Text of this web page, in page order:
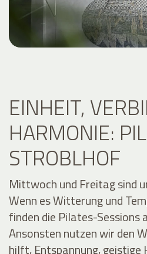
EINHEIT,
HARMONIE:
STROBLHOF
Mittwoch und Freitag sind
Wenn es Witterung und
finden die Pilates-
Ansonsten nutzen wir den
hilft, Entspannung, geistige